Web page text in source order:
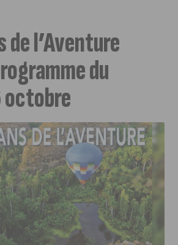
de l’Aventure
du
octobre